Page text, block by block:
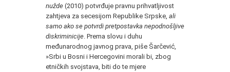
nužde (2010) potvrđuje pravnu prihvatljivost
zahtjeva za secesijom Republike Srpske, ali
samo ako se potvrdi pretpostavka nepodnošljive
diskriminicije . Prema slovu i duhu
međunarodnog javnog prava, piše Šarčević,
»Srbi u Bosni i Hercegovini morali bi, zbog
etničkih svojstava, biti do te mjere